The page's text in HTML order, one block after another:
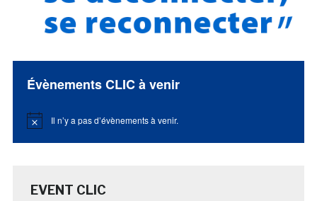
Évènements CLIC à venir
Notice Il n’y a pas d’évènements à venir.
EVENT CLIC